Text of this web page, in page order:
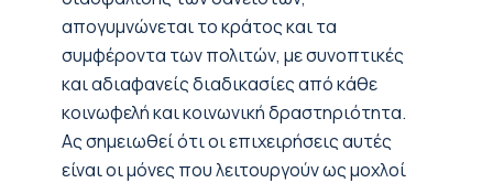
απογυμνώνεται το κράτος και τα
συμφέροντα των πολιτών, με συνοπτικές
και αδιαφανείς διαδικασίες από κάθε
κοινωφελή και κοινωνική δραστηριότητα.
Ας σημειωθεί ότι οι επιχειρήσεις αυτές
είναι οι μόνες που λειτουργούν ως μοχλοί